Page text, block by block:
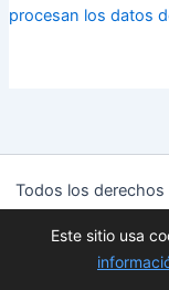
procesan los datos
Todos los derechos
Política de
Este sitio usa